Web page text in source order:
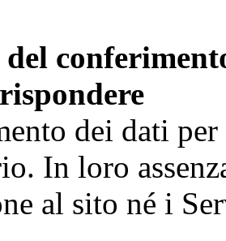
dei dati
In loro
al sito né i